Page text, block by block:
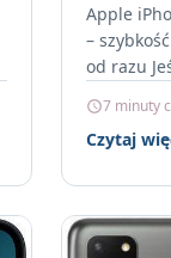
Apple
–
od razu
7 minuty
Czytaj